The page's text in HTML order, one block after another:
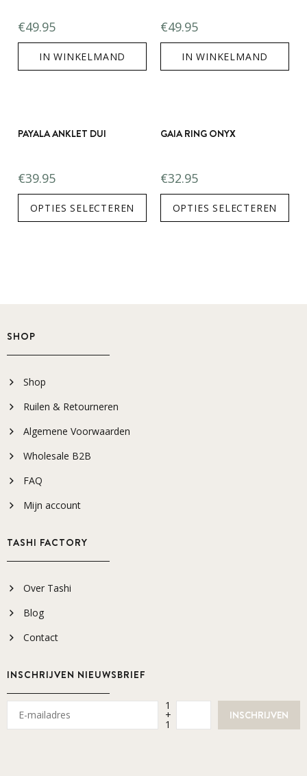
€49.95
IN WINKELMAND
€49.95
IN WINKELMAND
PAYALA ANKLET DUI
€39.95
OPTIES SELECTEREN
GAIA RING ONYX
€32.95
OPTIES SELECTEREN
SHOP
Shop
Ruilen & Retourneren
Algemene Voorwaarden
Wholesale B2B
FAQ
Mijn account
TASHI FACTORY
Over Tashi
Blog
Contact
INSCHRIJVEN NIEUWSBRIEF
1
+
1